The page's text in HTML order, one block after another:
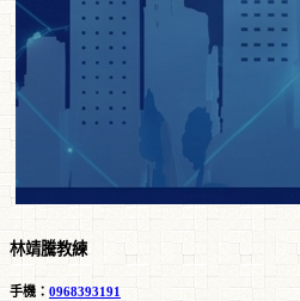
林靖騰教練
手機： 0968393191